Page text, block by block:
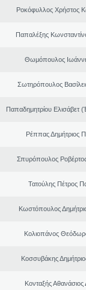
Ροκόφυλλος Χρήστος
Παπαλέξης
Θωμόπουλος
Σωτηρόπουλος
Παπαδημητρίου Ελισάβετ
Ρέππας Δημήτριος
Σπυρόπουλος
Τατούλης Πέτρος
Κωστόπουλος
Κολιοπάνος
Κοσσυβάκης
Κονταξής Αθανάσιος